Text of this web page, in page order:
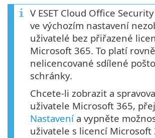
V ESET Cloud Office
ve výchozím nastavení
uživatelé bez přiřazené
Microsoft 365. To platí
nelicencované sdílené
schránky.
Chcete-li zobrazit a
uživatele Microsoft 365,
Nastavení a vypněte
uživatele s licencí Microsoft